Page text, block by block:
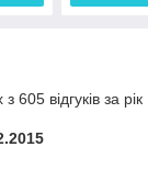
605 відгуків за рік